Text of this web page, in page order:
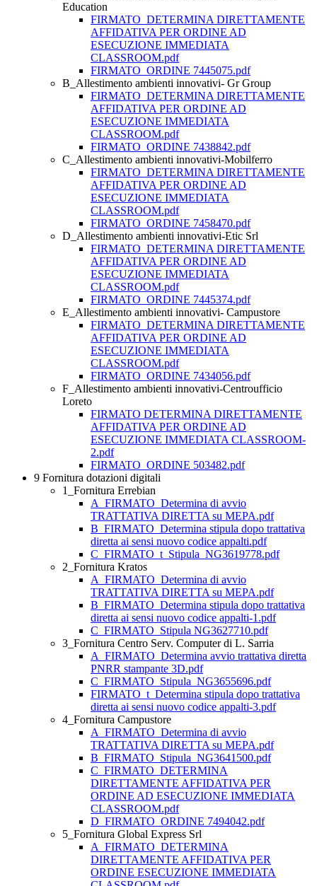
Education
FIRMATO_DETERMINA DIRETTAMENTE
AFFIDATIVA PER ORDINE AD
ESECUZIONE IMMEDIATA
CLASSROOM.pdf
FIRMATO_ORDINE 7445075.pdf
B_Allestimento ambienti innovativi- Gr Group
FIRMATO_DETERMINA DIRETTAMENTE
AFFIDATIVA PER ORDINE AD
ESECUZIONE IMMEDIATA
CLASSROOM.pdf
FIRMATO_ORDINE 7438842.pdf
C_Allestimento ambienti innovativi-Mobilferro
FIRMATO_DETERMINA DIRETTAMENTE
AFFIDATIVA PER ORDINE AD
ESECUZIONE IMMEDIATA
CLASSROOM.pdf
FIRMATO_ORDINE 7458470.pdf
D_Allestimento ambienti innovativi-Etic Srl
FIRMATO_DETERMINA DIRETTAMENTE
AFFIDATIVA PER ORDINE AD
ESECUZIONE IMMEDIATA
CLASSROOM.pdf
FIRMATO_ORDINE 7445374.pdf
E_Allestimento ambienti innovativi- Campustore
FIRMATO_DETERMINA DIRETTAMENTE
AFFIDATIVA PER ORDINE AD
ESECUZIONE IMMEDIATA
CLASSROOM.pdf
FIRMATO_ORDINE 7434056.pdf
F_Allestimento ambienti innovativi-Centroufficio
Loreto
FIRMATO DETERMINA DIRETTAMENTE
AFFIDATIVA PER ORDINE AD
ESECUZIONE IMMEDIATA CLASSROOM-
2.pdf
FIRMATO_ORDINE 503482.pdf
9 Fornitura dotazioni digitali
1_Fornitura Errebian
A_FIRMATO_Determina di avvio
TRATTATIVA DIRETTA su MEPA.pdf
B_FIRMATO_Determina stipula dopo trattativa
diretta ai sensi nuovo codice appalti.pdf
C_FIRMATO_t_Stipula_NG3619778.pdf
2_Fornitura Kratos
A_FIRMATO_Determina di avvio
TRATTATIVA DIRETTA su MEPA.pdf
B_FIRMATO_Determina stipula dopo trattativa
diretta ai sensi nuovo codice appalti-1.pdf
C_FIRMATO_Stipula NG3627710.pdf
3_Fornitura Centro Serv. Computer di L. Sarria
A_FIRMATO_Determina avvio trattativa diretta
PNRR stampante 3D.pdf
C_FIRMATO_Stipula_NG3655696.pdf
FIRMATO_t_Determina stipula dopo trattativa
diretta ai sensi nuovo codice appalti-3.pdf
4_Fornitura Campustore
A_FIRMATO_Determina di avvio
TRATTATIVA DIRETTA su MEPA.pdf
B_FIRMATO_Stipula_NG3641500.pdf
C_FIRMATO_DETERMINA
DIRETTAMENTE AFFIDATIVA PER
ORDINE AD ESECUZIONE IMMEDIATA
CLASSROOM.pdf
D_FIRMATO_ORDINE 7494042.pdf
5_Fornitura Global Express Srl
A_FIRMATO_DETERMINA
DIRETTAMENTE AFFIDATIVA PER
ORDINE ESECUZIONE IMMEDIATA